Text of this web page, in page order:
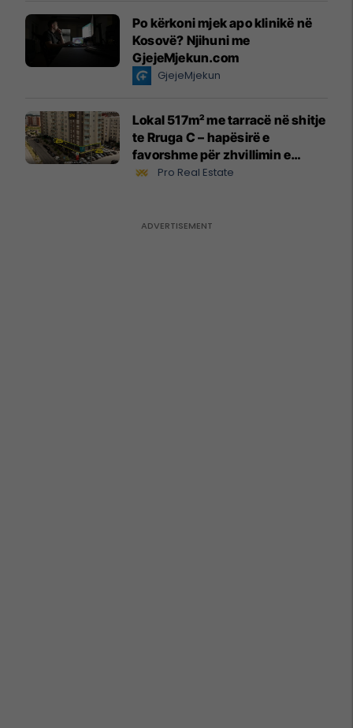
Po kërkoni mjek apo klinikë në
Kosovë? Njihuni me
GjejeMjekun.com
GjejeMjekun
Lokal 517m² me tarracë në shitje
te Rruga C – hapësirë e
favorshme për zhvillimin e
biznesit #15796
Pro Real Estate